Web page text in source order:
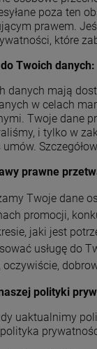
poza ten
prawem.
które
Twoich danych:
danych mają
w celach
Twoje dane
i tylko w
umów.
prawne
Twoje dane
promocji,
jaki jest
usługę do
oczywiście,
polityki
uaktualnimy